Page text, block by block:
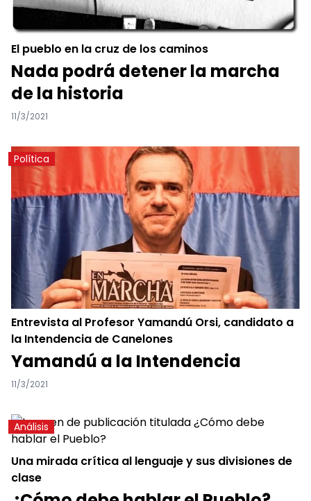
El pueblo en la cruz de los caminos
Nada podrá detener la marcha
de la historia
11/3/2021
Política
Entrevista al Profesor Yamandú Orsi, candidato a
la Intendencia de Canelones
Yamandú a la Intendencia
11/3/2021
Análisis
Una mirada crítica al lenguaje y sus divisiones de
clase